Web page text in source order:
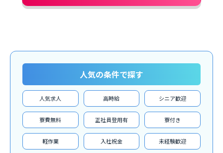
人気の条件で探す
人気求人 高時給 シニア歓迎
寮費無料 正社員登用有 寮付き
軽作業 入社祝金 未経験歓迎